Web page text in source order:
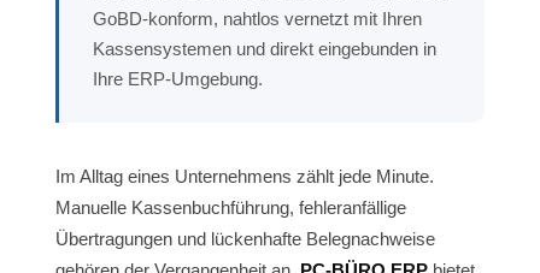
GoBD-konform, nahtlos vernetzt mit Ihren
Kassensystemen und direkt eingebunden in
Ihre ERP-Umgebung.
Im Alltag eines Unternehmens zählt jede Minute.
Manuelle Kassenbuchführung, fehleranfällige
Übertragungen und lückenhafte Belegnachweise